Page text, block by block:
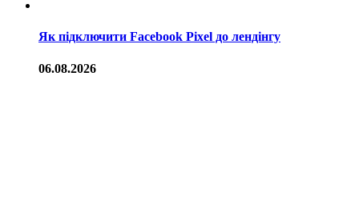
Як підключити Facebook Pixel до лендінгу
06.08.2026